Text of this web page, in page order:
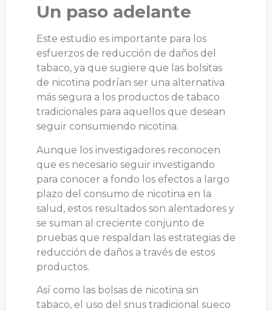
Un paso adelante
Este estudio es importante para los
esfuerzos de reducción de daños del
tabaco, ya que sugiere que las bolsitas
de nicotina podrían ser una alternativa
más segura a los productos de tabaco
tradicionales para aquellos que desean
seguir consumiendo nicotina.
Aunque los investigadores reconocen
que es necesario seguir investigando
para conocer a fondo los efectos a largo
plazo del consumo de nicotina en la
salud, estos resultados son alentadores y
se suman al creciente conjunto de
pruebas que respaldan las estrategias de
reducción de daños a través de estos
productos.
Así como las bolsas de nicotina sin
tabaco, el uso del snus tradicional sueco